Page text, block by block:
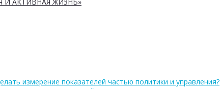
измерение показателей частью политики и управления?